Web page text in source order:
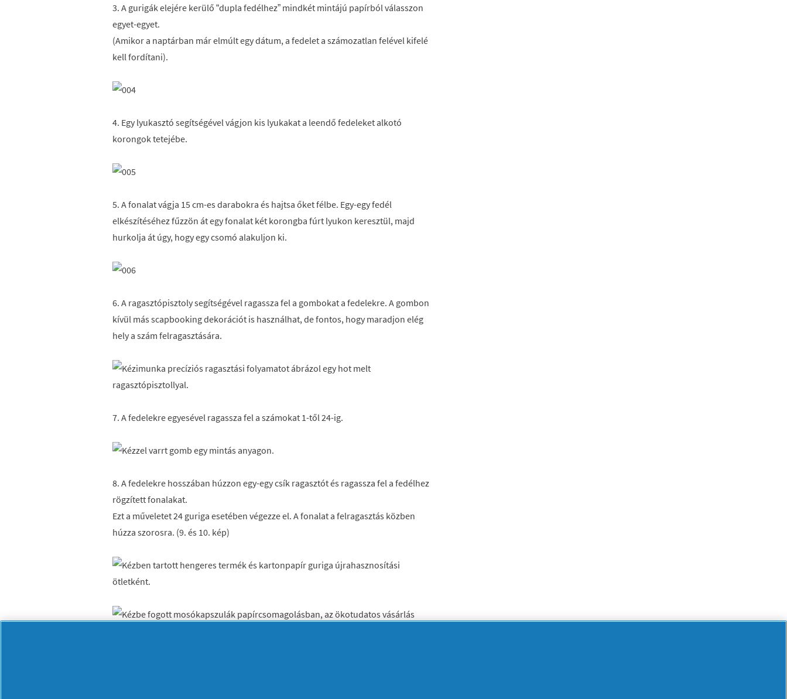
3. A gurigák elejére kerülő “dupla fedélhez” mindkét mintájú papírból válasszon
egyet-egyet.
(Amikor a naptárban már elmúlt egy dátum, a fedelet a számozatlan felével kifelé
kell fordítani).
4. Egy lyukasztó segítségével vágjon kis lyukakat a leendő fedeleket alkotó
korongok tetejébe.
5. A fonalat vágja 15 cm-es darabokra és hajtsa őket félbe. Egy-egy fedél
elkészítéséhez fűzzön át egy fonalat két korongba fúrt lyukon keresztül, majd
hurkolja át úgy, hogy egy csomó alakuljon ki.
6. A ragasztópisztoly segítségével ragassza fel a gombokat a fedelekre. A gombon
kívül más scapbooking dekorációt is használhat, de fontos, hogy maradjon elég
hely a szám felragasztására.
7. A fedelekre egyesével ragassza fel a számokat 1-től 24-ig.
8. A fedelekre hosszában húzzon egy-egy csík ragasztót és ragassza fel a fedélhez
rögzített fonalakat.
Ezt a műveletet 24 guriga esetében végezze el. A fonalat a felragasztás közben
húzza szorosra. (9. és 10. kép)